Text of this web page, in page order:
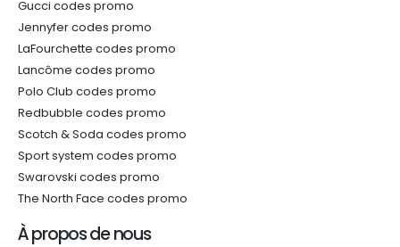
Gucci codes promo
Jennyfer codes promo
LaFourchette codes promo
Lancôme codes promo
Polo Club codes promo
Redbubble codes promo
Scotch & Soda codes promo
Sport system codes promo
Swarovski codes promo
The North Face codes promo
À propos de nous